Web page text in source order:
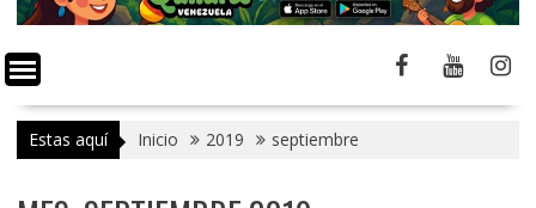
Estas aquí Inicio 2019 septiembre